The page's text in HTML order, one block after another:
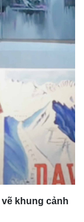
khung cảnh